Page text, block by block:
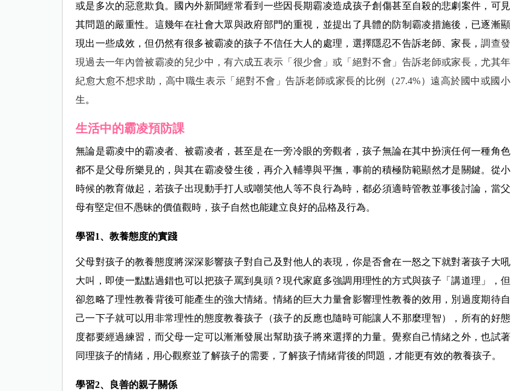
或是多次的惡意欺負。國內外新聞經常看到一些因長期霸凌造成孩子創傷甚至自殺的悲劇案件，可見
其問題的嚴重性。這幾年在社會大眾與政府部門的重視，並提出了具體的防制霸凌措施後，已逐漸顯
現出一些成效，但仍然有很多被霸凌的孩子不信任大人的處理，選擇隱忍不告訴老師、家長，調查發
現過去一年內曾被霸凌的兒少中，有六成五表示「很少會」或「絕對不會」告訴老師或家長，尤其年
紀愈大愈不想求助，高中職生表示「絕對不會」告訴老師或家長的比例（27.4%）遠高於國中或國小
生。
生活中的霸凌預防課
無論是霸凌中的霸凌者、被霸凌者，甚至是在一旁冷眼的旁觀者，孩子無論在其中扮演任何一種角色
都不是父母所樂見的，與其在霸凌發生後，再介入輔導與平撫，事前的積極防範顯然才是關鍵。從小
時候的教育做起，若孩子出現動手打人或嘲笑他人等不良行為時，都必須適時管教並事後討論，當父
母有堅定但不愚昧的價值觀時，孩子自然也能建立良好的品格及行為。
學習1、教養態度的實踐
父母對孩子的教養態度將深深影響孩子對自己及對他人的表現，你是否會在一怒之下就對著孩子大吼
大叫，即使一點點過錯也可以把孩子罵到臭頭？現代家庭多強調用理性的方式與孩子「講道理」，但
卻忽略了理性教養背後可能產生的強大情緒。情緒的巨大力量會影響理性教養的效用，別過度期待自
己一下子就可以用非常理性的態度教養孩子（孩子的反應也隨時可能讓人不那麼理智），所有的好態
度都要經過練習，而父母一定可以漸漸發展出幫助孩子將來選擇的力量。覺察自己情緒之外，也試著
同理孩子的情緒，用心觀察並了解孩子的需要，了解孩子情緒背後的問題，才能更有效的教養孩子。
學習2、良善的親子關係